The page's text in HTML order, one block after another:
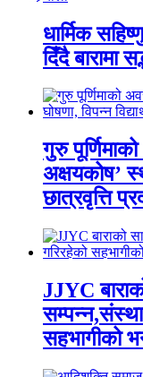
धार्मिक
दिँदै बारामा
गुरु
अक्षयकोष’
छात्रवृत्ति
JJYC
सहभागीको